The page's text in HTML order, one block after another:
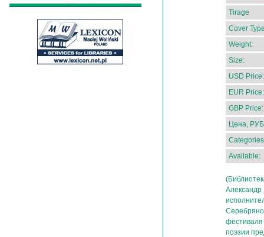
Tirage
Cover
Weight:
Size:
USD Price:
EUR Price:
GBP Price:
Цена,
Available:
Александр
поэзии